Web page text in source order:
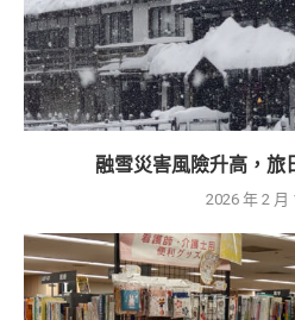
融雪災害風險升高，旅
2026 年 2 月